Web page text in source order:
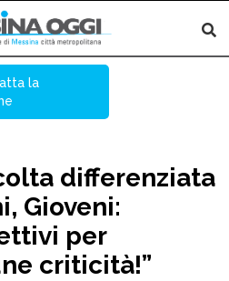
la
differenziata
Gioveni:
per
criticità!”